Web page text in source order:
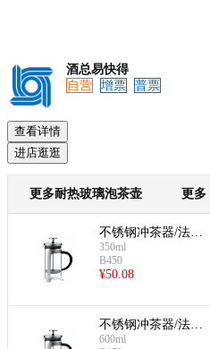
酒总易快得
自营
增票 普票
查看详情
进店逛逛
更多耐热玻璃泡茶壶 更多
不锈钢冲茶器/法压
咖啡壶(350ml)
350ml
B450
¥50.08
不锈钢冲茶器/法压
咖啡壶(600ml)
600ml